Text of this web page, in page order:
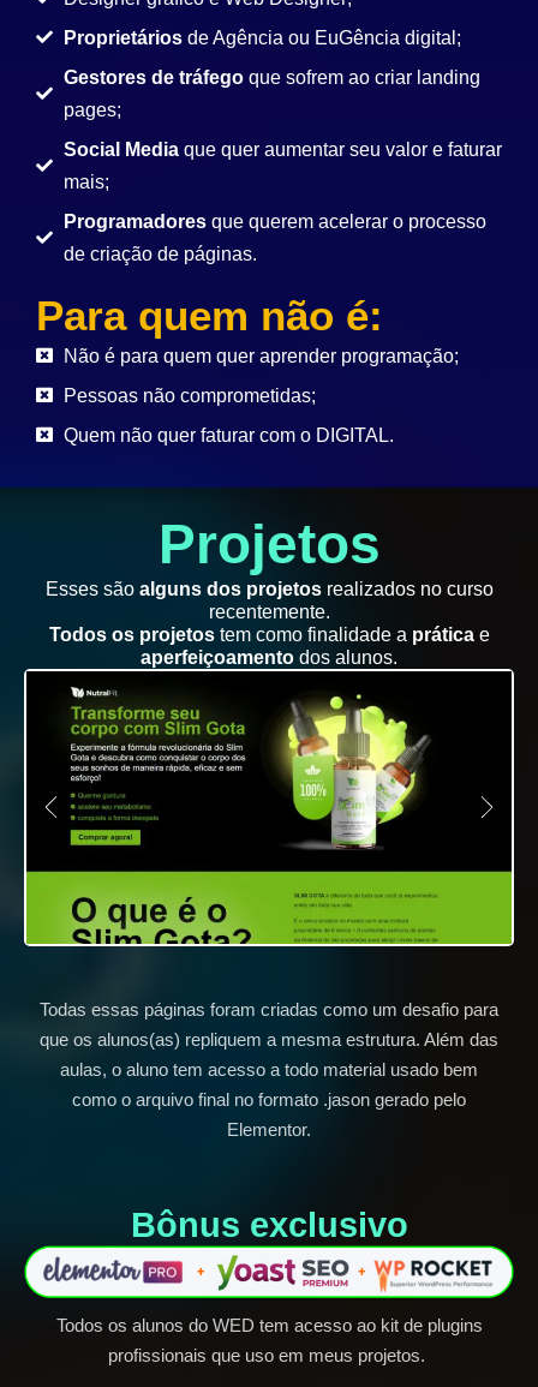
Proprietários de Agência ou EuGência digital;
Gestores de tráfegoque sofrem ao criar landing
pages;
Social Media que quer aumentar seu valor e faturar
mais;
Programadores que querem acelerar o processo
de criação de páginas.
Para quem não é:
Não é para quem quer aprender programação;
Pessoas não comprometidas;
Quem não quer faturar com o DIGITAL.
Projetos
Esses sãoalguns dos projetosrealizados no curso
recentemente.
Todos os projetos tem como finalidade a prática e
aperfeiçoamento dos alunos.
Todas essas páginas foram criadas como um desafio para
que os alunos(as) repliquem a mesma estrutura. Além das
aulas, o aluno tem acesso a todo material usado bem
como o arquivo final no formato .jason gerado pelo
Elementor.
Bônus exclusivo​
Todos os alunos do WED tem acesso ao kit de plugins
profissionais que uso em meus projetos.